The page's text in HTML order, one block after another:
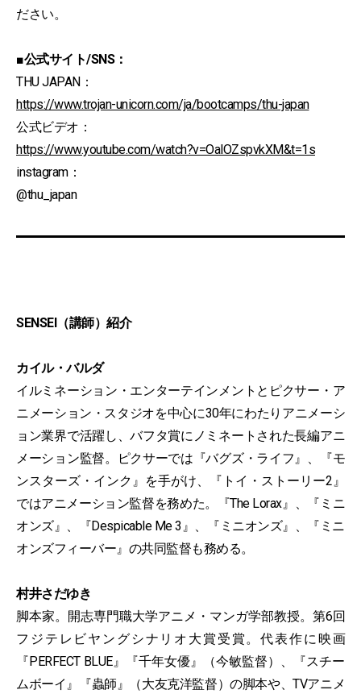
ださい。
■公式サイト/SNS：
THU JAPAN：
https://www.trojan-unicorn.com/ja/bootcamps/thu-japan
公式ビデオ：
https://www.youtube.com/watch?v=OalOZspvkXM&t=1s
instagram：
@thu_japan
SENSEI（講師）紹介
カイル・バルダ
イルミネーション・エンターテインメントとピクサー・ア
ニメーション・スタジオを中⼼に30年にわたりアニメーシ
ョン業界で活躍し、バフタ賞にノミネートされた⻑編アニ
メーション監督。ピクサーでは『バグズ・ライフ』、『モ
ンスターズ・インク』を⼿がけ、『トイ・ストーリー2』
ではアニメーション監督を務めた。『The Lorax』、『ミニ
オンズ』、『Despicable Me 3』、『ミニオンズ』、『ミニ
オンズフィーバー』の共同監督も務める。
村井さだゆき
脚本家。開志専⾨職⼤学アニメ・マンガ学部教授。第6回
フジテレビヤングシナリオ⼤賞受賞。代表作に映画
『PERFECT BLUE』『千年⼥優』（今敏監督）、『スチー
ムボーイ』『蟲師』（⼤友克洋監督）の脚本や、TVアニメ